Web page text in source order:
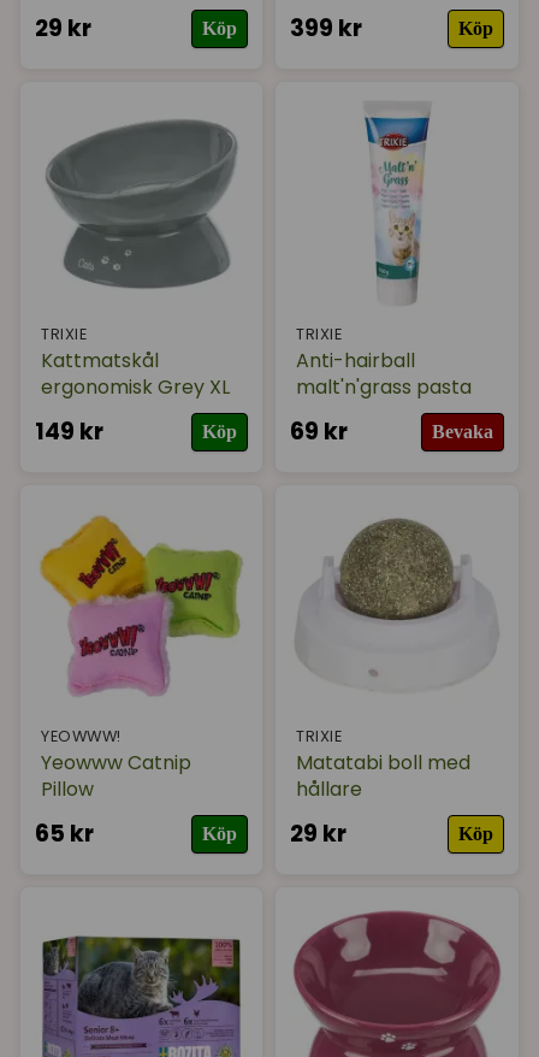
29 kr Köp 399 kr Köp
TRIXIE
Kattmatskål
ergonomisk Grey XL
149 kr Köp
TRIXIE
Anti-hairball
malt'n'grass pasta
69 kr Bevaka
YEOWWW!
Yeowww Catnip
Pillow
65 kr Köp
TRIXIE
Matatabi boll med
hållare
29 kr Köp